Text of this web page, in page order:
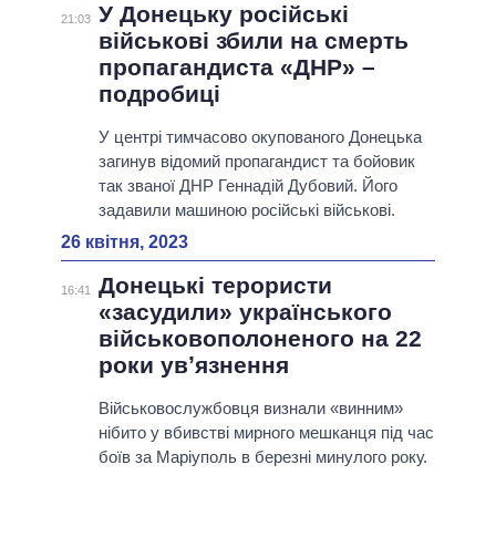
21:03 У Донецьку російські
військові збили на смерть
пропагандиста «ДНР» –
подробиці
У центрі тимчасово окупованого Донецька
загинув відомий пропагандист та бойовик
так званої ДНР Геннадій Дубовий. Його
задавили машиною російські військові.
26 квітня, 2023
16:41
Донецькі терористи
«засудили» українського
військовополоненого на 22
роки увʼязнення
Військовослужбовця визнали «винним»
нібито у вбивстві мирного мешканця під час
боїв за Маріуполь в березні минулого року.